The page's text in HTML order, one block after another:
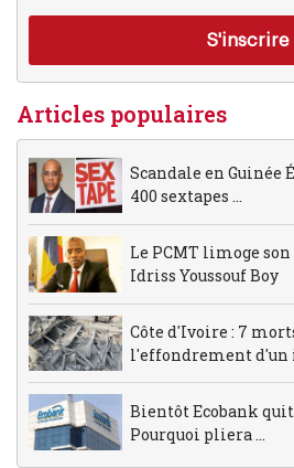
Articles populaires
Scandale en Guinée
400 sextapes ...
Le PCMT limoge
Idriss Youssouf Boy
Côte d'Ivoire : 7
l'effondrement d'un
Bientôt Ecobank
Pourquoi pliera ...